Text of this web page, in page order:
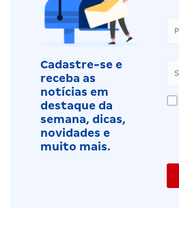
Cadastre-se e
receba as
notícias em
destaque da
semana, dicas,
novidades e
muito mais.